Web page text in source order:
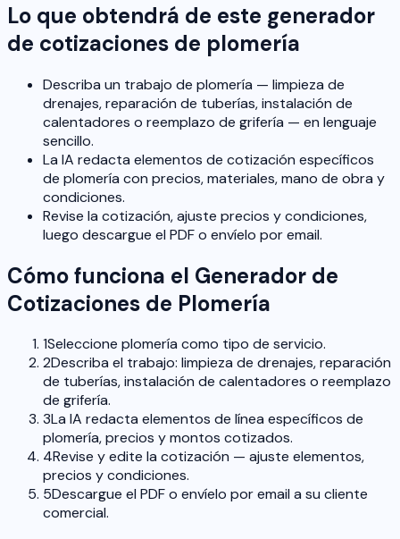
Lo que obtendrá de este generador
de cotizaciones de plomería
Describa un trabajo de plomería — limpieza de
drenajes, reparación de tuberías, instalación de
calentadores o reemplazo de grifería — en lenguaje
sencillo.
La IA redacta elementos de cotización específicos
de plomería con precios, materiales, mano de obra y
condiciones.
Revise la cotización, ajuste precios y condiciones,
luego descargue el PDF o envíelo por email.
Cómo funciona el Generador de
Cotizaciones de Plomería
1Seleccione plomería como tipo de servicio.
2Describa el trabajo: limpieza de drenajes, reparación
de tuberías, instalación de calentadores o reemplazo
de grifería.
3La IA redacta elementos de línea específicos de
plomería, precios y montos cotizados.
4Revise y edite la cotización — ajuste elementos,
precios y condiciones.
5Descargue el PDF o envíelo por email a su cliente
comercial.